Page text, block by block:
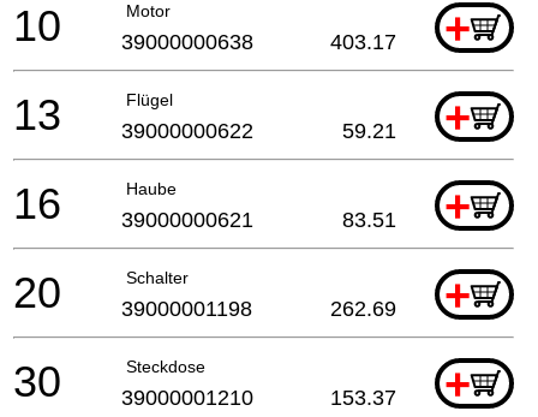
Motor +
10 39000000638 403.17
Flügel +
13 39000000622 59.21
Haube +
16 39000000621 83.51
Schalter +
20 39000001198 262.69
Steckdose +
30 39000001210 153.37